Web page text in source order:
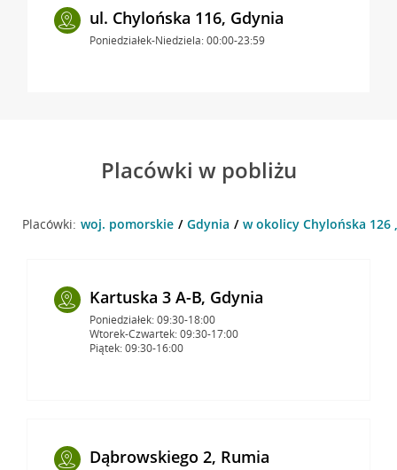
ul. Chylońska 116, Gdynia
Poniedziałek-Niedziela: 00:00-23:59
Placówki w pobliżu
Placówki: woj. pomorskie Gdynia w okolicy Chylońska 126
Kartuska 3 A-B, Gdynia
Poniedziałek: 09:30-18:00
Wtorek-Czwartek: 09:30-17:00
Piątek: 09:30-16:00
Dąbrowskiego 2, Rumia